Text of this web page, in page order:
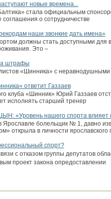
новые времена...
стала официальным
о сотрудничестве
наши звонкие дать имена»
должны стать доступными для
Это –
штрафы
«Шинника» с
ответит Газзаев
клуба «Шинник» Юрий Газзаев
исполнять старший тренер
«Уровень нашего спорта влияет
Ярославле болельщик № 1, давно
открыла в личности ярославского
спорт?
с отказом группы депутатов
проект закона опредоставлении